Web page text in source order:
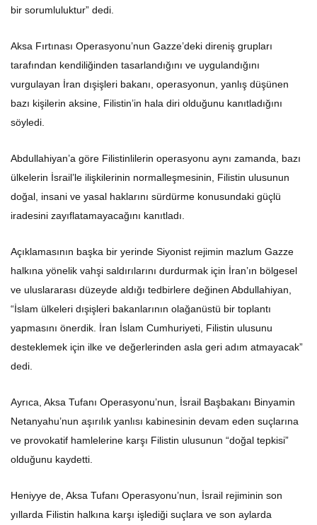
bir sorumluluktur” dedi.
Aksa Fırtınası Operasyonu’nun Gazze’deki direniş grupları
tarafından kendiliğinden tasarlandığını ve uygulandığını
vurgulayan İran dışişleri bakanı, operasyonun, yanlış düşünen
bazı kişilerin aksine, Filistin’in hala diri olduğunu kanıtladığını
söyledi.
Abdullahiyan’a göre Filistinlilerin operasyonu aynı zamanda, bazı
ülkelerin İsrail’le ilişkilerinin normalleşmesinin, Filistin ulusunun
doğal, insani ve yasal haklarını sürdürme konusundaki güçlü
iradesini zayıflatamayacağını kanıtladı.
Açıklamasının başka bir yerinde Siyonist rejimin mazlum Gazze
halkına yönelik vahşi saldırılarını durdurmak için İran’ın bölgesel
ve uluslararası düzeyde aldığı tedbirlere değinen Abdullahiyan,
“İslam ülkeleri dışişleri bakanlarının olağanüstü bir toplantı
yapmasını önerdik. İran İslam Cumhuriyeti, Filistin ulusunu
desteklemek için ilke ve değerlerinden asla geri adım atmayacak”
dedi.
Ayrıca, Aksa Tufanı Operasyonu’nun, İsrail Başbakanı Binyamin
Netanyahu’nun aşırılık yanlısı kabinesinin devam eden suçlarına
ve provokatif hamlelerine karşı Filistin ulusunun “doğal tepkisi”
olduğunu kaydetti.
Heniyye de, Aksa Tufanı Operasyonu’nun, İsrail rejiminin son
yıllarda Filistin halkına karşı işlediği suçlara ve son aylarda